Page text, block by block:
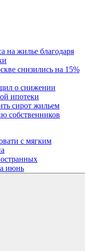
на жилье благодаря
снизились на 15%
о снижении
ипотеки
сирот жильем
собственников
с мягким
июнь